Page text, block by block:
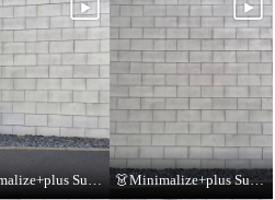
ミニマライズプラス 気軽に毎日
洗える 快適パンツ
👗Minimalize+plus Summer Collection👗 👗Minimalize+plus Summer Collection👗